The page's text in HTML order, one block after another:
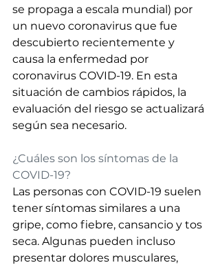
se propaga a escala mundial) por
un nuevo coronavirus que fue
descubierto recientemente y
causa la enfermedad por
coronavirus COVID-19. En esta
situación de cambios rápidos, la
evaluación del riesgo se actualizará
según sea necesario.
¿Cuáles son los síntomas de la
COVID-19?
Las personas con COVID-19 suelen
tener síntomas similares a una
gripe, como fiebre, cansancio y tos
seca. Algunas pueden incluso
presentar dolores musculares,